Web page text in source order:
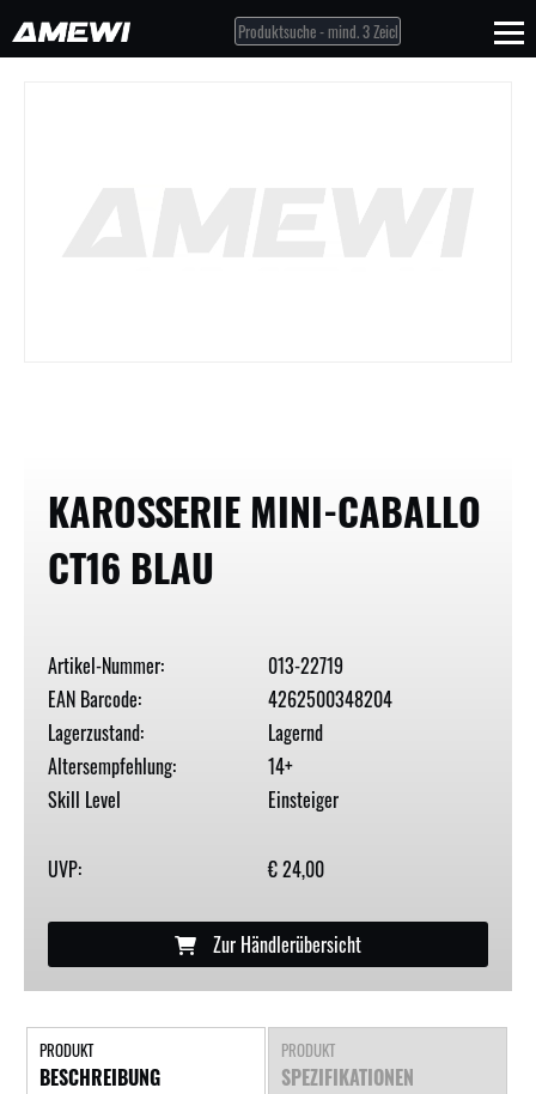
KAROSSERIE MINI-CABALLO
CT16 BLAU
Artikel-Nummer:
013-22719
EAN Barcode:
4262500348204
Lagerzustand:
Lagernd
Altersempfehlung:
14+
Skill Level
Einsteiger
UVP: € 24,00
Zur Händlerübersicht
PRODUKT
BESCHREIBUNG
PRODUKT
SPEZIFIKATIONEN